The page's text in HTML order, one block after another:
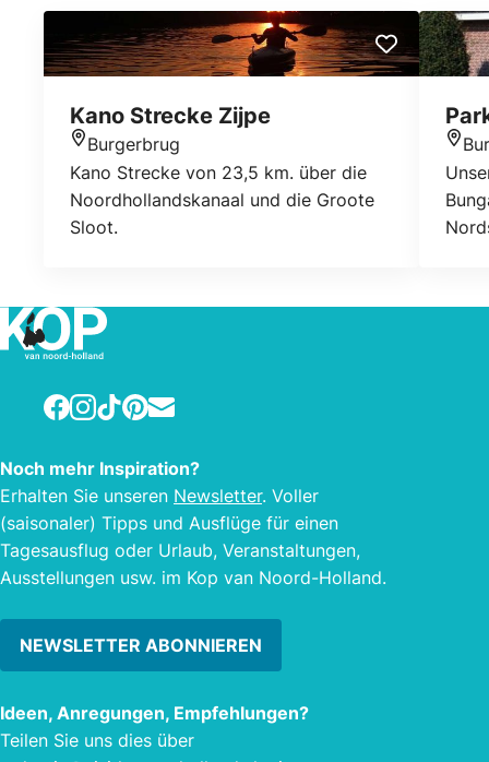
Kano Strecke Zijpe
Standort
Burgerbrug
Kano Strecke von 23,5 km. über die
Noordhollandskanaal und die Groote
Sloot.
Facebook
Instagram
TikTokPinterest
E-mail
Noch mehr Inspiration?
Erhalten Sie unseren Newsletter. Voller
(saisonaler) Tipps und Ausflüge für einen
Tagesausflug oder Urlaub, Veranstaltungen,
Ausstellungen usw. im Kop van Noord-Holland.
NEWSLETTER ABONNIEREN
Ideen, Anregungen, Empfehlungen?
Teilen Sie uns dies über